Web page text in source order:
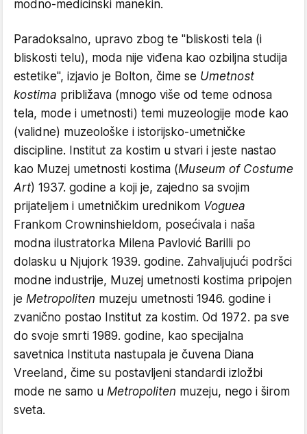
modno-medicinski manekin.
Paradoksalno, upravo zbog te "bliskosti tela (i
bliskosti telu), moda nije viđena kao ozbiljna studija
estetike", izjavio je Bolton, čime se Umetnost
kostima približava (mnogo više od teme odnosa
tela, mode i umetnosti) temi muzeologije mode kao
(validne) muzeološke i istorijsko-umetničke
discipline. Institut za kostim u stvari i jeste nastao
kao Muzej umetnosti kostima (Museum of Costume
Art) 1937. godine a koji je, zajedno sa svojim
prijateljem i umetničkim urednikom Voguea
Frankom Crowninshieldom, posećivala i naša
modna ilustratorka Milena Pavlović Barilli po
dolasku u Njujork 1939. godine. Zahvaljujući podršci
modne industrije, Muzej umetnosti kostima pripojen
je Metropoliten muzeju umetnosti 1946. godine i
zvanično postao Institut za kostim. Od 1972. pa sve
do svoje smrti 1989. godine, kao specijalna
savetnica Instituta nastupala je čuvena Diana
Vreeland, čime su postavljeni standardi izložbi
mode ne samo u Metropoliten muzeju, nego i širom
sveta.